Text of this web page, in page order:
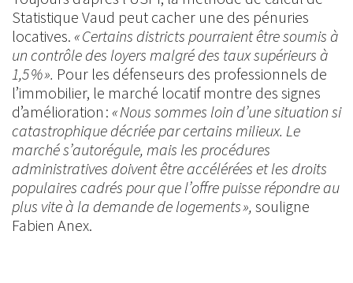
Statistique Vaud peut cacher une des pénuries
locatives. « Certains districts pourraient être soumis à
un contrôle des loyers malgré des taux supérieurs à
1,5 % ». Pour les défenseurs des professionnels de
l’immobilier, le marché locatif montre des signes
d’amélioration : « Nous sommes loin d’une situation si
catastrophique décriée par certains milieux. Le
marché s’autorégule, mais les procédures
administratives doivent être accélérées et les droits
populaires cadrés pour que l’offre puisse répondre au
plus vite à la demande de logements », souligne
Fabien Anex.